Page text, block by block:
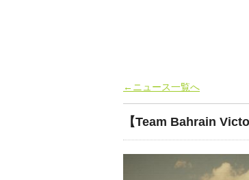
←ニュース一覧へ
【Team Bahrain